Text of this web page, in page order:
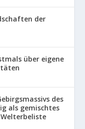
der
über eigene
des
als gemischtes
Welterbeliste